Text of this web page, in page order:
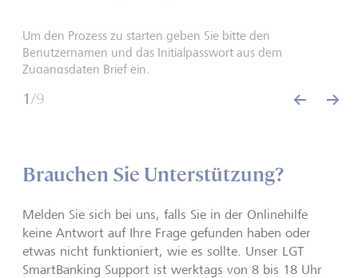
Um den Prozess zu starten geben Sie bitte den
Benutzernamen und das Initialpasswort aus dem
Zugangsdaten Brief ein.
1/9
back
Brauchen Sie Unterstützung?
Melden Sie sich bei uns, falls Sie in der Onlinehilfe
keine Antwort auf Ihre Frage gefunden haben oder
etwas nicht funktioniert, wie es sollte. Unser LGT
SmartBanking Support ist werktags von 8 bis 18 Uhr